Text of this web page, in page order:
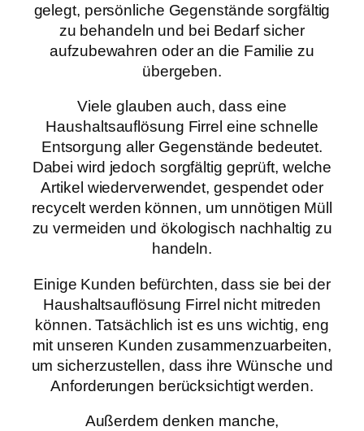
gelegt, persönliche Gegenstände sorgfältig
zu behandeln und bei Bedarf sicher
aufzubewahren oder an die Familie zu
übergeben.
Viele glauben auch, dass eine
Haushaltsauflösung Firrel eine schnelle
Entsorgung aller Gegenstände bedeutet.
Dabei wird jedoch sorgfältig geprüft, welche
Artikel wiederverwendet, gespendet oder
recycelt werden können, um unnötigen Müll
zu vermeiden und ökologisch nachhaltig zu
handeln.
Einige Kunden befürchten, dass sie bei der
Haushaltsauflösung Firrel nicht mitreden
können. Tatsächlich ist es uns wichtig, eng
mit unseren Kunden zusammenzuarbeiten,
um sicherzustellen, dass ihre Wünsche und
Anforderungen berücksichtigt werden.
Außerdem denken manche,